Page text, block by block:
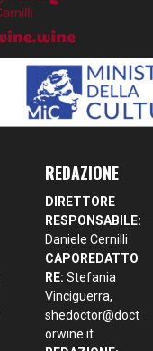
REDAZIONE
DIRETTORE
RESPONSABILE:
Daniele Cernilli
CAPOREDATTO
RE: Stefania
Vinciguerra,
shedoctor@doct
orwine.it